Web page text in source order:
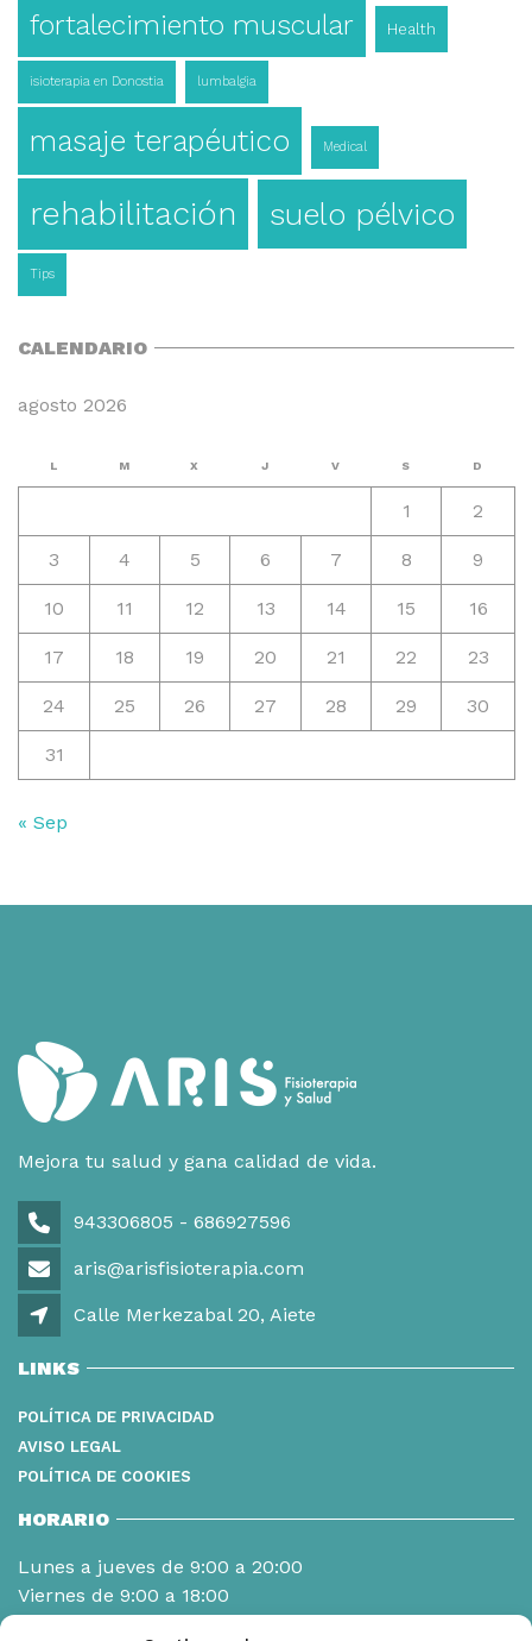
fortalecimiento muscular Health
isioterapia en Donostia lumbalgia
masaje terapéutico Medical
rehabilitación suelo pélvico
Tips
CALENDARIO
agosto 2026
L M X J V S D
1 2
3 4 5 6 7 8 9
10 11 12 13 14 15 16
17 18 19 20 21 22 23
24 25 26 27 28 29 30
31
« Sep
Mejora tu salud y gana calidad de vida.
943306805 - 686927596
aris@arisfisioterapia.com
Calle Merkezabal 20, Aiete
LINKS
POLÍTICA DE PRIVACIDAD
AVISO LEGAL
POLÍTICA DE COOKIES
HORARIO
Lunes a jueves de 9:00 a 20:00
Viernes de 9:00 a 18:00